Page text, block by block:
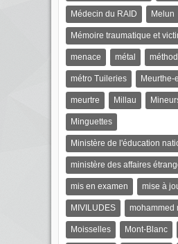
Médecin du RAID Melun
Mémoire traumatique et
menace métal
métro Tuileries Meurthe-
meurtre Millau
Minguettes
Ministère de l'éducation
ministère des affaires
mis en examen mise à
MIVILUDES mohammed
Moisselles Mont-Blanc